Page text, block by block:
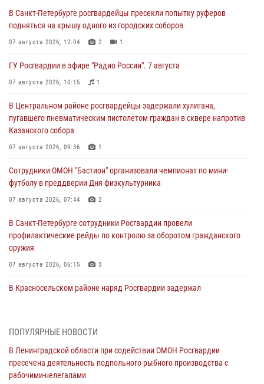
В Санкт-Петербурге росгвардейцы пресекли попытку руферов
подняться на крышу одного из городских соборов
07 августа 2026, 12:04 2 1
ГУ Росгвардии в эфире "Радио России". 7 августа
07 августа 2026, 10:15 1
В Центральном районе росгвардейцы задержали хулигана,
пугавшего пневматическим пистолетом граждан в сквере напротив
Казанского собора
07 августа 2026, 09:36 1
Сотрудники ОМОН "Бастион" организовали чемпионат по мини-
футболу в преддверии Дня физкультурника
07 августа 2026, 07:44 2
В Санкт-Петербурге сотрудники Росгвардии провели
профилактические рейды по контролю за оборотом гражданского
оружия
07 августа 2026, 06:15 3
В Красносельском районе наряд Росгвардии задержал
06 августа 2026, 13:39 1
В Центральном районе росгвардейцы оперативно задержали
хулигана, стрелявшего из пускового устройства рядом с жилыми
домами
ПОПУЛЯРНЫЕ НОВОСТИ
В Ленинградской области при содействии ОМОН Росгвардии
пресечена деятельность подпольного рыбного производства с
рабочими-нелегалами